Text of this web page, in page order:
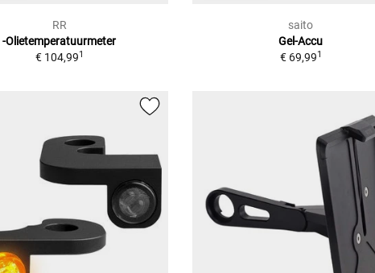
RR
-Olietemperatuurmeter
€ 104,991
saito
Gel-Accu
€ 69,991